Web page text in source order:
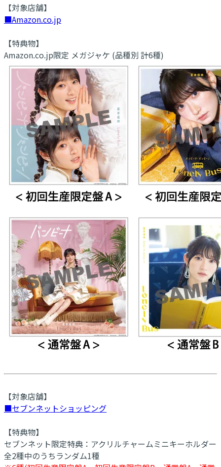
【対象店舗】
■Amazon.co.jp
【特典物】
Amazon.co.jp限定 メガジャケ (品種別 計6種)
【対象店舗】
■セブンネットショッピング
【特典物】
セブンネット限定特典：アクリルチャームミニキーホルダー
全2種中のうちランダム1種